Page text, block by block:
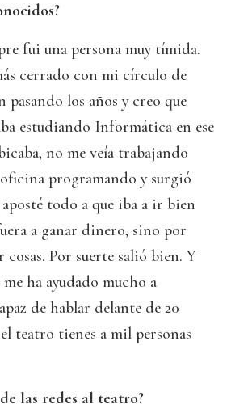
fui una persona muy tímida.
cerrado con mi círculo de
pasando los años y creo que
estudiando Informática en ese
no me veía trabajando
programando y surgió
todo a que iba a ir bien
a ganar dinero, sino por
cosas. Por suerte salió bien. Y
ha ayudado mucho a
de hablar delante de 20
teatro tienes a mil personas
las redes al teatro?